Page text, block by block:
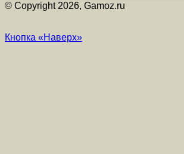
© Copyright 2026, Gamoz.ru
Кнопка «Наверх»